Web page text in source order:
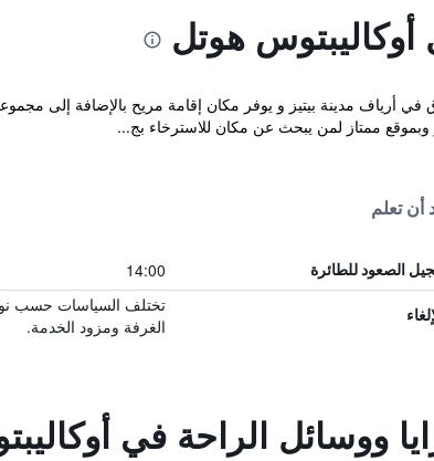
هوتل
في أرياف مدينة بيتيز و يوفر مكان إقامة مريح بالإضافة
وبموقع ممتاز لمن يبحث عن مكان للاسترخاء بج...
أن تعلم
الصعود للطائرة 14:00
تختلف السياسات حسب
الغرفة ومزود الخدمة.
ووسائل الراحة في